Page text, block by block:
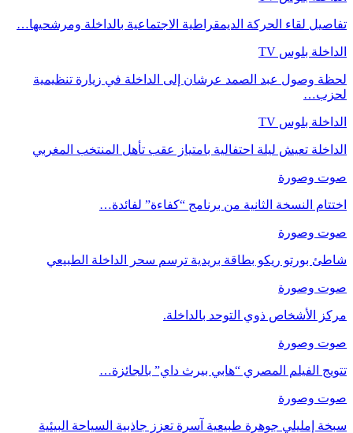
تفاصيل لقاء الحركة الديمقراطية الاجتماعية بالداخلة ومرشحيها…
الداخلة بلوس TV
لحظة وصول عبد الصمد عرشان إلى الداخلة في زيارة تنظيمية
لحزب…
الداخلة بلوس TV
الداخلة تعيش ليلة احتفالية بامتياز عقب تأهل المنتخب المغربي
صوت وصورة
اختتام النسخة الثانية من برنامج “كفاءة” لفائدة…
صوت وصورة
شاطئ بورتو ريكو بطاقة بريدية ترسم سحر الداخلة الطبيعي
صوت وصورة
مركز الأشخاص ذوي التوحد بالداخلة.
صوت وصورة
تتويج الفيلم المصري “هابي بيرث داي” بالجائزة…
صوت وصورة
سبخة إمليلي جوهرة طبيعية آسرة تعزز جاذبية السياحة البيئية